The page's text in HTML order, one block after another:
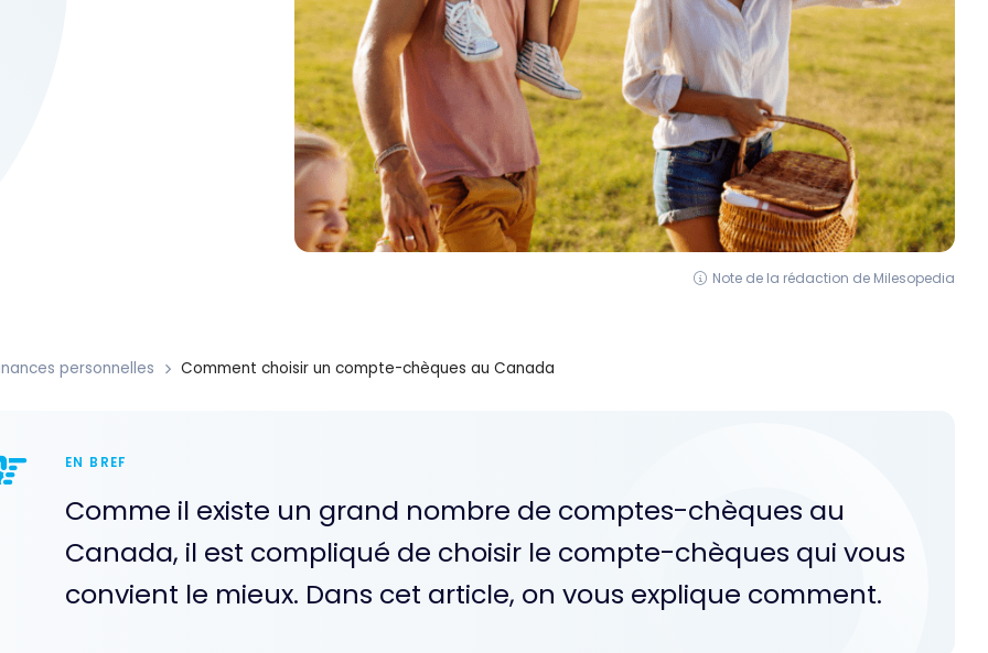
Note de la rédaction de Milesopedia
personnelles Comment choisir un compte-chèques au Canada
EN BREF
Comme il existe un grand nombre de comptes-chèques au
Canada, il est compliqué de choisir le compte-chèques qui vous
convient le mieux. Dans cet article, on vous explique comment.